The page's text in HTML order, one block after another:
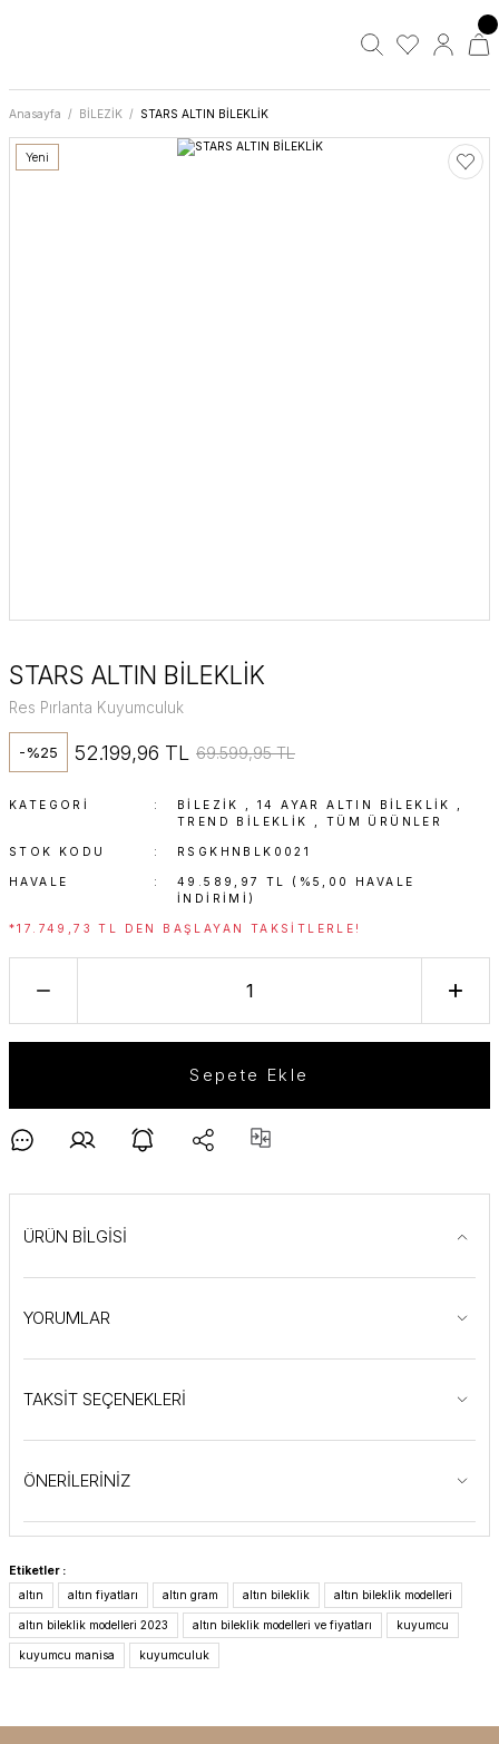
Anasayfa BİLEZİK STARS ALTIN BİLEKLİK
Yeni
STARS ALTIN BİLEKLİK
Res Pırlanta Kuyumculuk
-%25 52.199,96 TL 69.599,95 TL
KATEGORI BİLEZİK ,14 AYAR ALTIN BILEKLIK
TREND BILEKLIK
TÜM ÜRÜNLER
STOK KODU RSGKHNBLK0021
HAVALE
49.589,97 TL (%5,00 HAVALE
INDIRIMI)
*17.749,73 TL DEN BAŞLAYAN TAKSITLERLE!
Sepete Ekle
ÜRÜN BİLGİSİ
YORUMLAR
TAKSİT SEÇENEKLERİ
ÖNERİLERİNİZ
Etiketler :
altın
altın fiyatları altın gram altın bileklik altın bileklik modelleri
altın bileklik modelleri 2023 altın bileklik modelleri ve fiyatları kuyumcu
kuyumcu manisa kuyumculuk